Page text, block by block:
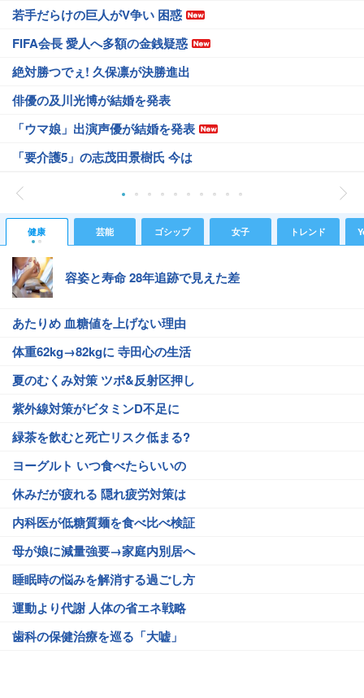
若手だらけの巨人がV争い 困惑
FIFA会長 愛人へ多額の金銭疑惑
絶対勝つでぇ! 久保凛が決勝進出
俳優の及川光博が結婚を発表
「ウマ娘」出演声優が結婚を発表
「要介護5」の志茂田景樹氏 今は
健康 芸能 ゴシップ 女子 トレンド
容姿と寿命 28年追跡で見えた差
あたりめ 血糖値を上げない理由
体重62kg→82kgに 寺田心の生活
夏のむくみ対策 ツボ&反射区押し
紫外線対策がビタミンD不足に
緑茶を飲むと死亡リスク低まる?
ヨーグルト いつ食べたらいいの
休みだが疲れる 隠れ疲労対策は
内科医が低糖質麺を食べ比べ検証
母が娘に減量強要→家庭内別居へ
睡眠時の悩みを解消する過ごし方
運動より代謝 人体の省エネ戦略
歯科の保健治療を巡る「大嘘」